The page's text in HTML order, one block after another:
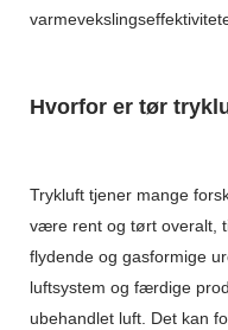
Hvorfor er tør
Trykluft tjener mange
være rent og tørt overalt,
flydende og gasformige
luftsystem og færdige
ubehandlet luft. Det kan